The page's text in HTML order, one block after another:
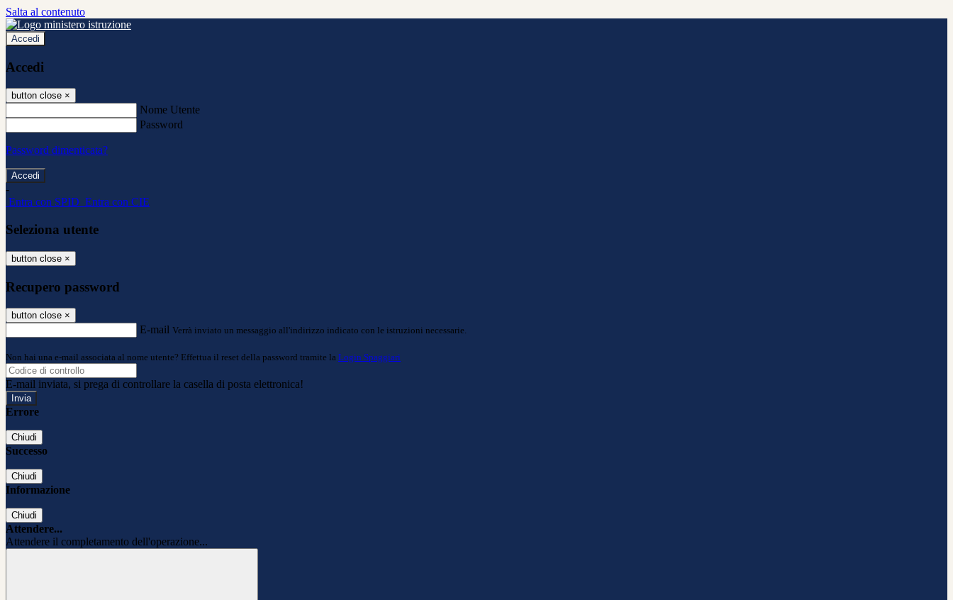
Salta al contenuto
Accedi
Accedi
button close ×
Nome Utente
Password
Password dimenticata?
-
Entra con SPID Entra con CIE
Seleziona utente
button close ×
Recupero password
button close ×
E-mail Verrà inviato un messaggio all'indirizzo indicato con le istruzioni necessarie.
Non hai una e-mail associata al nome utente? Effettua il reset della password tramite la Login Spaggiari
E-mail inviata, si prega di controllare la casella di posta elettronica!
Errore
Chiudi
Successo
Chiudi
Informazione
Chiudi
Attendere...
Attendere il completamento dell'operazione...